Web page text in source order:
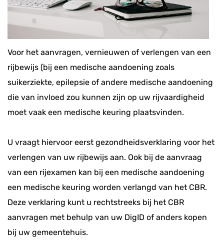
Voor het aanvragen, vernieuwen of verlengen van een
rijbewijs (bij een medische aandoening zoals
suikerziekte, epilepsie of andere medische aandoening
die van invloed zou kunnen zijn op uw rijvaardigheid
moet vaak een medische keuring plaatsvinden.
U vraagt hiervoor eerst gezondheidsverklaring voor het
verlengen van uw rijbewijs aan. Ook bij de aanvraag
van een rijexamen kan bij een medische aandoening
een medische keuring worden verlangd van het CBR.
Deze verklaring kunt u rechtstreeks bij het CBR
aanvragen met behulp van uw DigID of anders kopen
bij uw gemeentehuis.